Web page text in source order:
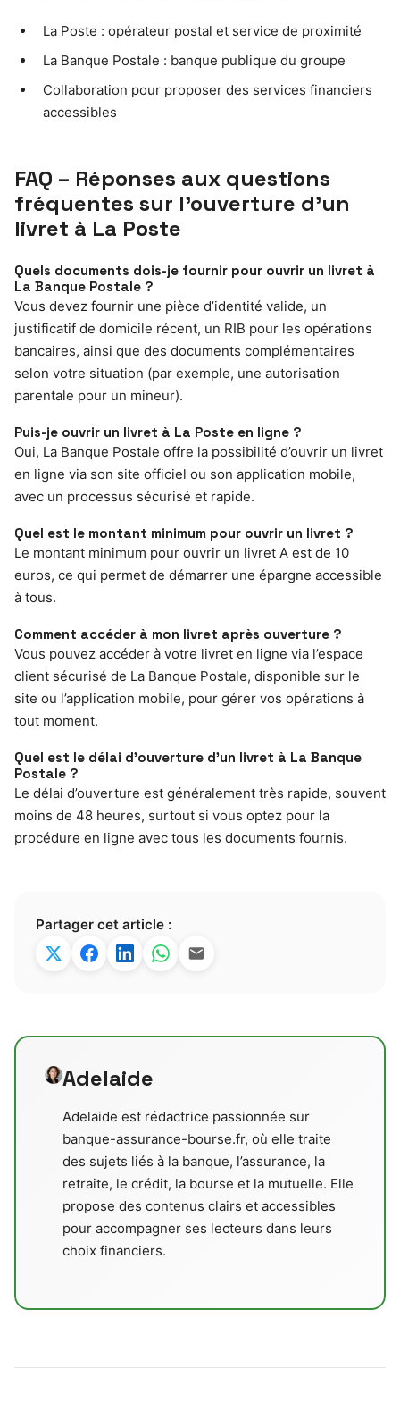
La Poste : opérateur postal et service de proximité
La Banque Postale : banque publique du groupe
Collaboration pour proposer des services financiers
accessibles
FAQ – Réponses aux questions
fréquentes sur l’ouverture d’un
livret à La Poste
Quels documents dois-je fournir pour ouvrir un livret à
La Banque Postale ?
Vous devez fournir une pièce d’identité valide, un
justificatif de domicile récent, un RIB pour les opérations
bancaires, ainsi que des documents complémentaires
selon votre situation (par exemple, une autorisation
parentale pour un mineur).
Puis-je ouvrir un livret à La Poste en ligne ?
Oui, La Banque Postale offre la possibilité d’ouvrir un livret
en ligne via son site officiel ou son application mobile,
avec un processus sécurisé et rapide.
Quel est le montant minimum pour ouvrir un livret ?
Le montant minimum pour ouvrir un livret A est de 10
euros, ce qui permet de démarrer une épargne accessible
à tous.
Comment accéder à mon livret après ouverture ?
Vous pouvez accéder à votre livret en ligne via l’espace
client sécurisé de La Banque Postale, disponible sur le
site ou l’application mobile, pour gérer vos opérations à
tout moment.
Quel est le délai d’ouverture d’un livret à La Banque
Postale ?
Le délai d’ouverture est généralement très rapide, souvent
moins de 48 heures, surtout si vous optez pour la
procédure en ligne avec tous les documents fournis.
Partager cet article :
Adelaide
Adelaide est rédactrice passionnée sur
banque-assurance-bourse.fr, où elle traite
des sujets liés à la banque, l’assurance, la
retraite, le crédit, la bourse et la mutuelle. Elle
propose des contenus clairs et accessibles
pour accompagner ses lecteurs dans leurs
choix financiers.